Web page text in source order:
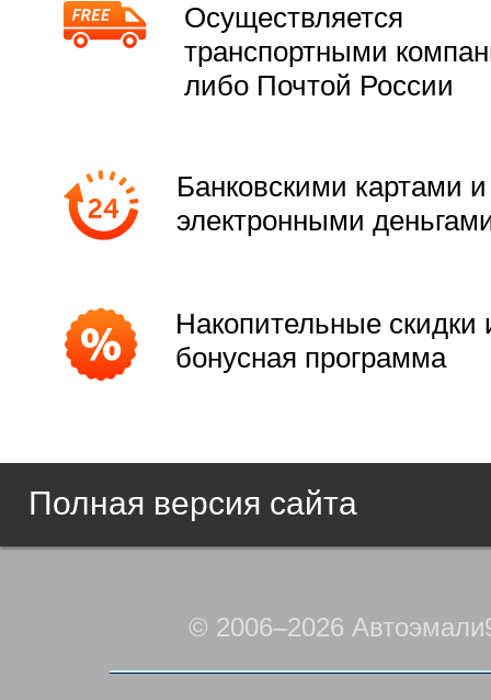
Осуществляется
транспортными
либо Почтой России
Банковскими картами и
электронными
Накопительные скидки
бонусная программа
Полная версия сайта
© 2006–2026